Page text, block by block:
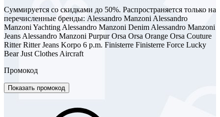
Суммируется со скидками до 50%. Распространяется только на
перечисленные бренды: Alessandro Manzoni Alessandro
Manzoni Yachting Alessandro Manzoni Denim Alessandro Manzoni
Jeans Alessandro Manzoni Purpur Orsa Orsa Orange Orsa Couture
Ritter Ritter Jeans Korpo 6 p.m. Finisterre Finisterre Force Lucky
Bear Just Clothes Aircraft
Промокод
Показать промокод